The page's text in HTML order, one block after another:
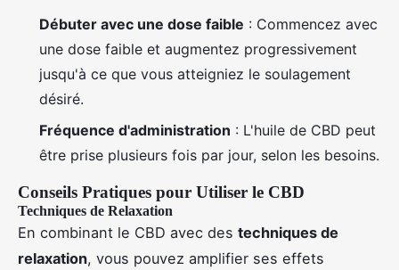
Débuter avec une dose faible : Commencez avec
une dose faible et augmentez progressivement
jusqu'à ce que vous atteigniez le soulagement
désiré.
Fréquence d'administration : L'huile de CBD peut
être prise plusieurs fois par jour, selon les besoins.
Conseils Pratiques pour Utiliser le CBD
Techniques de Relaxation
En combinant le CBD avec des techniques de
relaxation, vous pouvez amplifier ses effets